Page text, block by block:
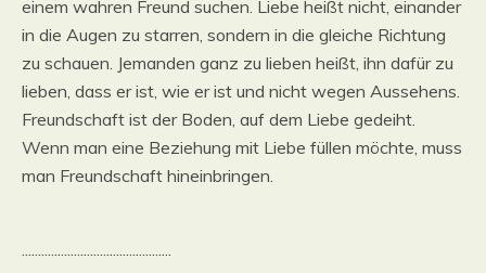
einem wahren Freund suchen. Liebe heißt nicht, einander
in die Augen zu starren, sondern in die gleiche Richtung
zu schauen. Jemanden ganz zu lieben heißt, ihn dafür zu
lieben, dass er ist, wie er ist und nicht wegen Aussehens.
Freundschaft ist der Boden, auf dem Liebe gedeiht.
Wenn man eine Beziehung mit Liebe füllen möchte, muss
man Freundschaft hineinbringen.
..............................................